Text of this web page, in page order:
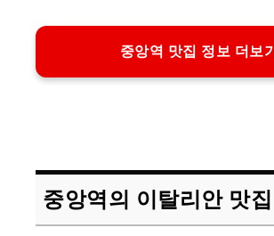
중앙역 맛집 정보 더보기
중앙역의 이탈리안 맛집